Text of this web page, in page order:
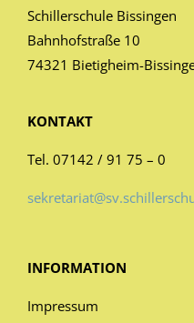
Schillerschule Bissingen
Bahnhofstraße 10
74321 Bietigheim-
KONTAKT
Tel. 07142 / 91 75 – 0
INFORMATION
Impressum